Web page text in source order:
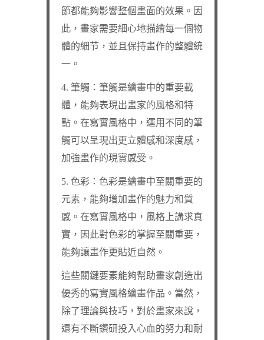
節都能夠影響整個畫面的效果。因
此，畫家需要細心地描繪每一個物
體的細节，並且保持畫作的整體統
一。
4. 筆觸：筆觸是繪畫中的重要載
體，能夠表現出畫家的風格和特
點。在寫實風格中，運用不同的筆
觸可以呈現出更立體感和深度感，
加強畫作的現實感受。
5. 色彩：色彩是繪畫中至關重要的
元素，能夠增加畫作的魅力和質
感。在寫實風格中，風格上講求真
實，因此對色彩的掌握至關重要，
能夠讓畫作更貼近自然。
這些關鍵要素能夠幫助畫家創造出
優秀的寫實風格繪畫作品。當然，
除了理論與技巧，對於畫家來說，
還有不斷鑽研投入心血的努力和耐